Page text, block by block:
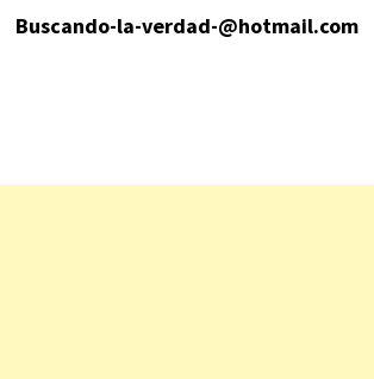
Buscando-la-verdad-@hotmail.com